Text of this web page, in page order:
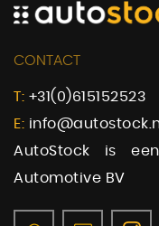
CONTACT
T: +31(0)615152523
E:
AutoStock is
Automotive BV